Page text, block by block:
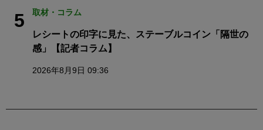
5 取材・コラム
レシートの印字に見た、ステーブルコイン「隔世の
感」【記者コラム】
2026年8月9日 09:36